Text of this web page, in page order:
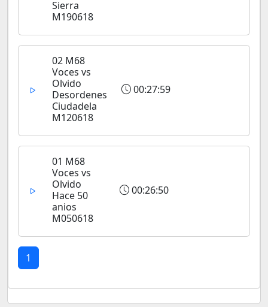
Sierra
M190618
02 M68
Voces vs
Olvido
Desordenes
Ciudadela
M120618
00:27:59
01 M68
Voces vs
Olvido
Hace 50
anios
M050618
00:26:50
1